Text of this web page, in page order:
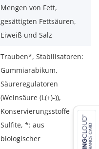
Mengen von Fett,
gesättigten Fettsäuren,
Eiweiß und Salz
Trauben*, Stabilisatoren:
Gummiarabikum,
Säureregulatoren
(Weinsäure (L(+)-)),
Konservierungsstoffe
Sulfite, *: aus
biologischer